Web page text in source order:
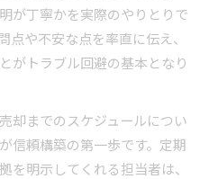
が丁寧かを実際のやりとりで
点や不安な点を率直に伝え、
がトラブル回避の基本となり
却までのスケジュールについ
信頼構築の第一歩です。定期
を明示してくれる担当者は、